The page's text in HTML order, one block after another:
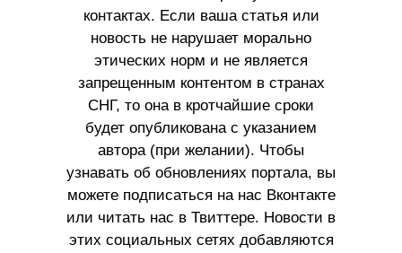
контактах. Если ваша статья или
новость не нарушает морально
этических норм и не является
запрещенным контентом в странах
СНГ, то она в кротчайшие сроки
будет опубликована с указанием
автора (при желании). Чтобы
узнавать об обновлениях портала, вы
можете подписаться на нас Вконтакте
или читать нас в Твиттере. Новости в
этих социальных сетях добавляются